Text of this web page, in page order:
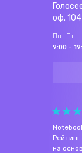
оф. 104
Пн.-Пт.
9:00 -
Рейтинг
на